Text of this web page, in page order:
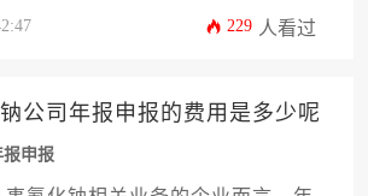
十二个关键维度，帮助您高效合规
稳健运营。马来西亚公司年报申报
信誉的基石。
229 人看过
公司年报申报的费用是多少呢
报申报